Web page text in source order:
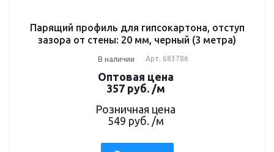
Парящий профиль для гипсокартона, отступ
зазора от стены: 20 мм, черный (3 метра)
В наличии Арт. 683786
Оптовая цена
357 руб./м
Розничная цена
549 руб. /м